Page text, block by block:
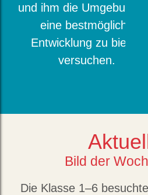
und ihm die Umgebung
eine bestmögliche
Entwicklung zu bieten
versuchen.
Bild der
Die Klasse 1–6